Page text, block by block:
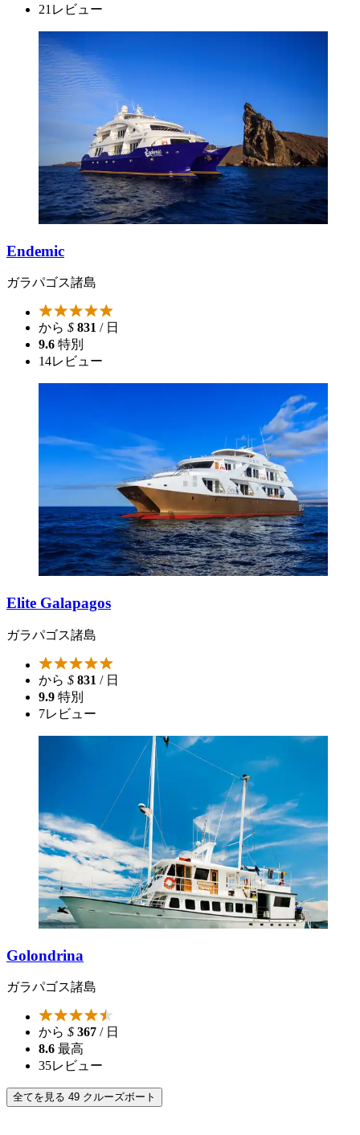
21 レビュー
Endemic
ガラパゴス諸島
から $ 831 / 日
9.6 特別
14レビュー
Elite Galapagos
ガラパゴス諸島
から $ 831 / 日
9.9 特別
7レビュー
Golondrina
ガラパゴス諸島
から $ 367 / 日
8.6 最高
35レビュー
全てを見る 49 クルーズボート